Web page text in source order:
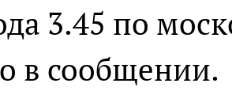
3.45 по
в сообщении.